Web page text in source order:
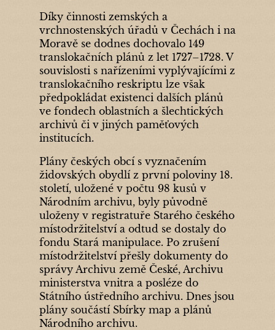
Díky činnosti zemských a
vrchnostenských úřadů v Čechách i na
Moravě se dodnes dochovalo 149
translokačních plánů z let 1727–1728. V
souvislosti s nařízeními vyplývajícími z
translokačního reskriptu lze však
předpokládat existenci dalších plánů
ve fondech oblastních a šlechtických
archivů či v jiných paměťových
institucích.
Plány českých obcí s vyznačením
židovských obydlí z první poloviny 18.
století, uložené v počtu 98 kusů v
Národním archivu, byly původně
uloženy v registratuře Starého českého
místodržitelství a odtud se dostaly do
fondu Stará manipulace. Po zrušení
místodržitelství přešly dokumenty do
správy Archivu země České, Archivu
ministerstva vnitra a posléze do
Státního ústředního archivu. Dnes jsou
plány součástí Sbírky map a plánů
Národního archivu.